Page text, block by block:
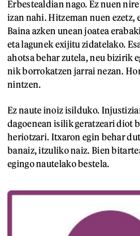
Erbestealdian nago. Ez nuen
izan nahi. Hitzeman nuen ezetz,
Baina azken unean joatea
eta lagunek exijitu zidatelako.
ahotsa behar zutela, neu bizirik
nik borrokatzen jarrai nezan.
nintzen.
Ez naute inoiz isilduko.
dagoenean isilik geratzeari diot
heriotzari. Itxaron egin behar
banaiz, itzuliko naiz. Bien
egingo nautelako bestela.